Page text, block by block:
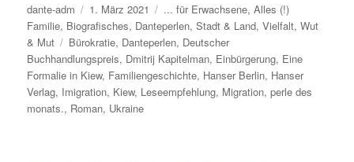
Autor
dante-adm
Veröffentlicht
am
1. März 2021 Kategorien
... für Erwachsene,Alles (!)
Familie, Biografisches, Danteperlen,Stadt & Land,Vielfalt,Wut
& Mut
Schlagwörter
Bürokratie, Danteperlen, Deutscher
Buchhandlungspreis, Dmitrij Kapitelman, Einbürgerung, Eine
Formalie in Kiew, Familiengeschichte, Hanser Berlin, Hanser
Verlag, Imigration, Kiew, Leseempfehlung, Migration,perle des
monats., Roman, Ukraine